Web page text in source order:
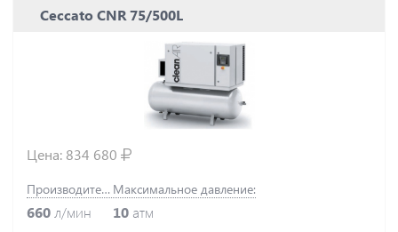
Ceccato CNR 75/500L
Цена: 834 680
Производительность:
660л/мин
Максимальное давление:
10 атм